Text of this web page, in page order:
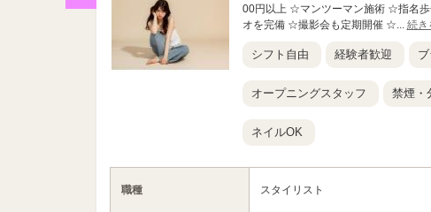
00円以上 ☆マンツーマン施術 ☆指名
オを完備 ☆撮影会も定期開催 ☆... 続き
シフト自由 経験者歓迎
オープニングスタッフ 禁煙・
ネイルOK
職種 スタイリスト